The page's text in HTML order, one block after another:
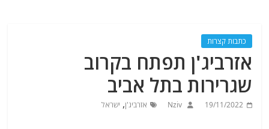
כתבות קצרות
אזרביג'ן תפתח בקרוב
שגרירות בתל אביב
19/11/2022
Nziv אזרביג'ן, ישראל